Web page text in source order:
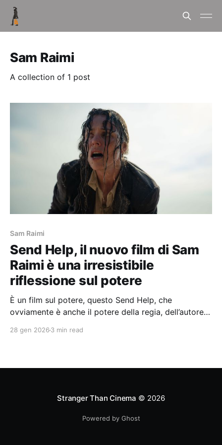
Sam Raimi
A collection of 1 post
Sam Raimi
Send Help, il nuovo film di Sam
Raimi è una irresistibile
riflessione sul potere
È un film sul potere, questo Send Help, che
ovviamente è anche il potere della regia, dell’autore
una possibilità tra molte e al tempo stesso
28 gen 2026 3 min read
Stranger Than Cinema © 2026
Powered by Ghost